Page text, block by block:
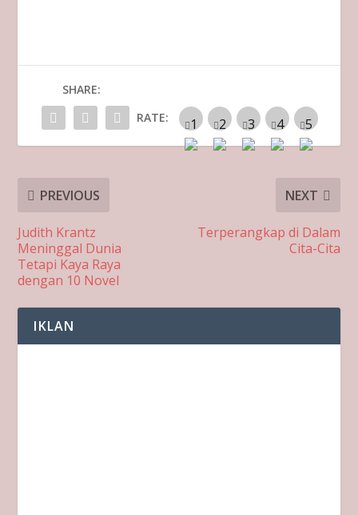
SHARE:
RATE:
PREVIOUS
Judith Krantz
Meninggal Dunia
Tetapi Kaya Raya
dengan 10 Novel
NEXT
Terperangkap di Dalam
Cita-Cita
IKLAN